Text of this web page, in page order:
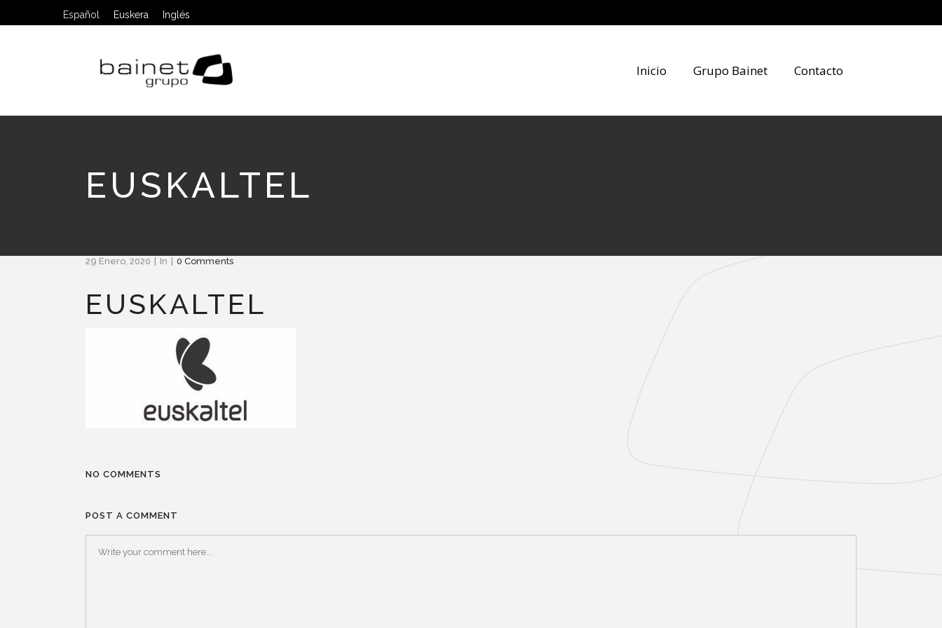
Español Euskera Inglés
Inicio Grupo Bainet Contacto
EUSKALTEL
29 Enero, 2020 In 0 Comments
EUSKALTEL
NO COMMENTS
POST A COMMENT